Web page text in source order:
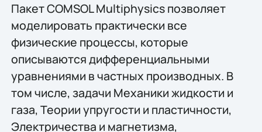
Пакет COMSOL Multiphysics позволяет
моделировать практически все
физические процессы, которые
описываются дифференциальными
уравнениями в частных производных. В
том числе, задачи Механики жидкости и
газа, Теории упругости и пластичности,
Электричества и магнетизма,